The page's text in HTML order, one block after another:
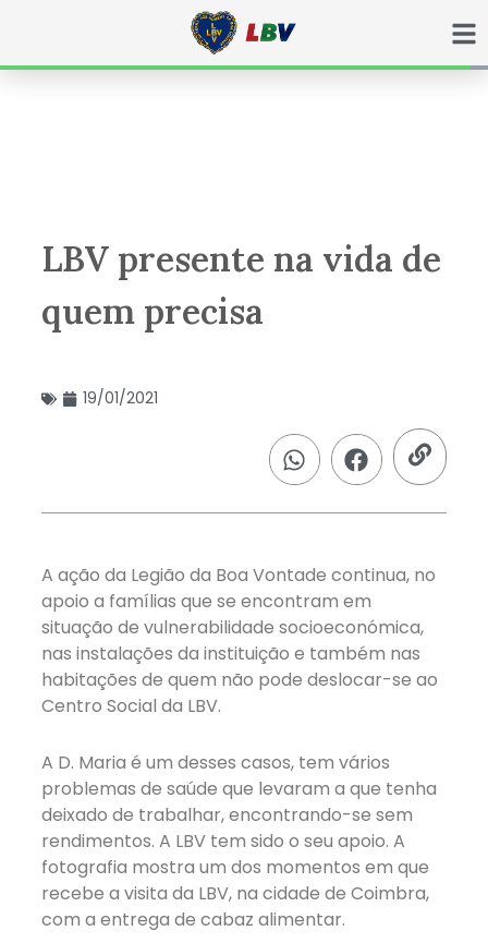
LBV presente na vida de
quem precisa
19/01/2021
A ação da Legião da Boa Vontade continua, no
apoio a famílias que se encontram em
situação de vulnerabilidade socioeconómica,
nas instalações da instituição e também nas
habitações de quem não pode deslocar-se ao
Centro Social da LBV.
A D. Maria é um desses casos, tem vários
problemas de saúde que levaram a que tenha
deixado de trabalhar, encontrando-se sem
rendimentos. A LBV tem sido o seu apoio. A
fotografia mostra um dos momentos em que
recebe a visita da LBV, na cidade de Coimbra,
com a entrega de cabaz alimentar.